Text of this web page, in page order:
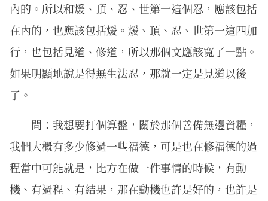
內的。所以和煖、頂、忍、世第一這個忍，應該包括
在內的，也應該包括煖。煖、頂、忍、世第一這四加
行，也包括見道、修道，所以那個文應該寬了一點。
如果明顯地說是得無生法忍，那就一定是見道以後
了。
問：我想要打個算盤，關於那個善備無邊資糧，
我們大概有多少修過一些福德，可是也在修福德的過
程當中可能就是，比方在做一件事情的時候，有動
機、有過程、有結果，那在動機也許是好的，也許是